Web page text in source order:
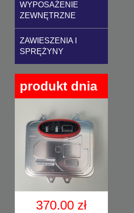
WYPOSAŻENIE
ZEWNĘTRZNE
ZAWIESZENIA I
SPRĘŻYNY
produkt dnia
370.00 zł